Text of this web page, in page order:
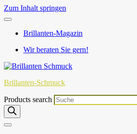
Zum Inhalt springen
Brillanten-Magazin
Wir beraten Sie gern!
Brillanten-Schmuck
Products search